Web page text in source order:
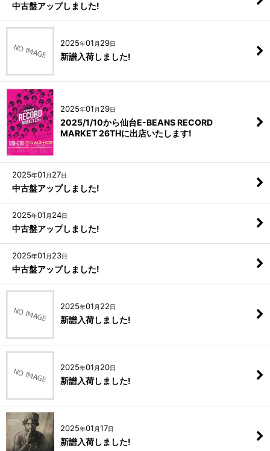
中古盤アップしました!
2025年01 月 29日
新譜入荷しました!
2025年01 月 29日
2025/1/10から仙台E-BEANS RECORD
MARKET 26THに出店いたします!
2025年01 月 27日
中古盤アップしました!
2025年01 月 24日
中古盤アップしました!
2025年01 月 23日
中古盤アップしました!
2025年01 月 22日
新譜入荷しました!
2025年01 月 20日
新譜入荷しました!
2025年01 月17日
新譜入荷しました!